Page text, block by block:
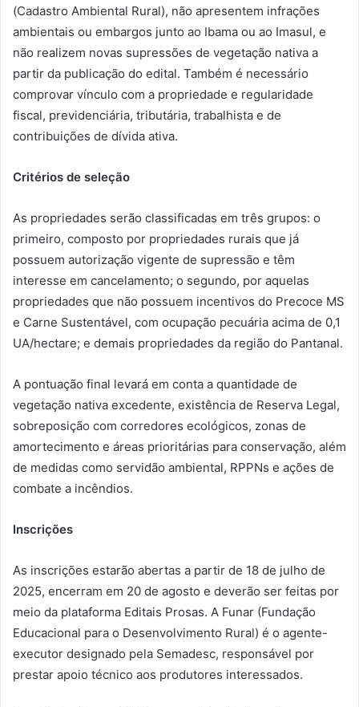
(Cadastro Ambiental Rural), não apresentem infrações
ambientais ou embargos junto ao Ibama ou ao Imasul, e
não realizem novas supressões de vegetação nativa a
partir da publicação do edital. Também é necessário
comprovar vínculo com a propriedade e regularidade
fiscal, previdenciária, tributária, trabalhista e de
contribuições de dívida ativa.
Critérios de seleção
As propriedades serão classificadas em três grupos: o
primeiro, composto por propriedades rurais que já
possuem autorização vigente de supressão e têm
interesse em cancelamento; o segundo, por aquelas
propriedades que não possuem incentivos do Precoce MS
e Carne Sustentável, com ocupação pecuária acima de 0,1
UA/hectare; e demais propriedades da região do Pantanal.
A pontuação final levará em conta a quantidade de
vegetação nativa excedente, existência de Reserva Legal,
sobreposição com corredores ecológicos, zonas de
amortecimento e áreas prioritárias para conservação, além
de medidas como servidão ambiental, RPPNs e ações de
combate a incêndios.
Inscrições
As inscrições estarão abertas a partir de 18 de julho de
2025, encerram em 20 de agosto e deverão ser feitas por
meio da plataforma Editais Prosas. A Funar (Fundação
Educacional para o Desenvolvimento Rural) é o agente-
executor designado pela Semadesc, responsável por
prestar apoio técnico aos produtores interessados.